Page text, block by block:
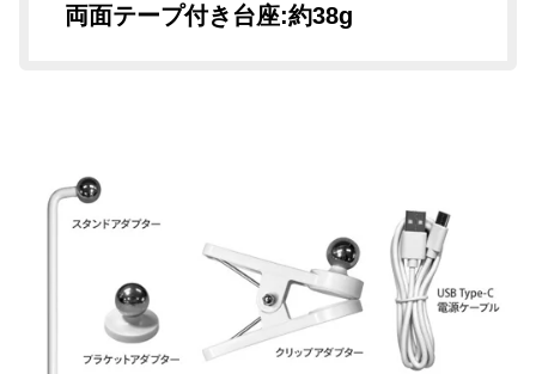
両面テープ付き台座:約38g